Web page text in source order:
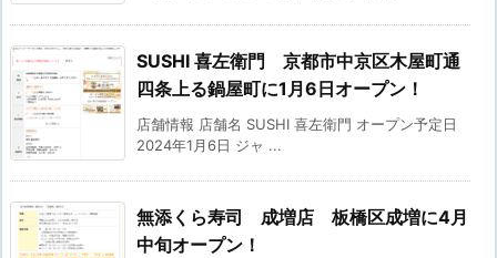
SUSHI 喜左衛門 京都市中京区木屋町通
四条上る鍋屋町に1月6日オープン！
店舗情報 店舗名 SUSHI 喜左衛門 オープン予定日
2024年1月6日 ジャ ...
無添くら寿司 成増店 板橋区成増に4月
中旬オープン！